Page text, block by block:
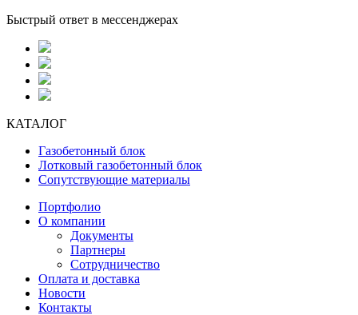
Быстрый ответ в мессенджерах
КАТАЛОГ
Газобетонный блок
Лотковый газобетонный блок
Сопутствующие материалы
Портфолио
О компании
Документы
Партнеры
Сотрудничество
Оплата и доставка
Новости
Контакты